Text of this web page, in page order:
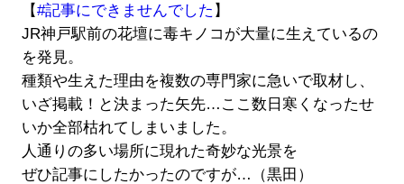
【#記事にできませんでした 】
JR神戸駅前の花壇に毒キノコが大量に生えているの
を発見。
種類や生えた理由を複数の専門家に急いで取材し、
いざ掲載！と決まった矢先…ここ数日寒くなったせ
いか全部枯れてしまいました。
人通りの多い場所に現れた奇妙な光景を
ぜひ記事にしたかったのですが…（黒田）